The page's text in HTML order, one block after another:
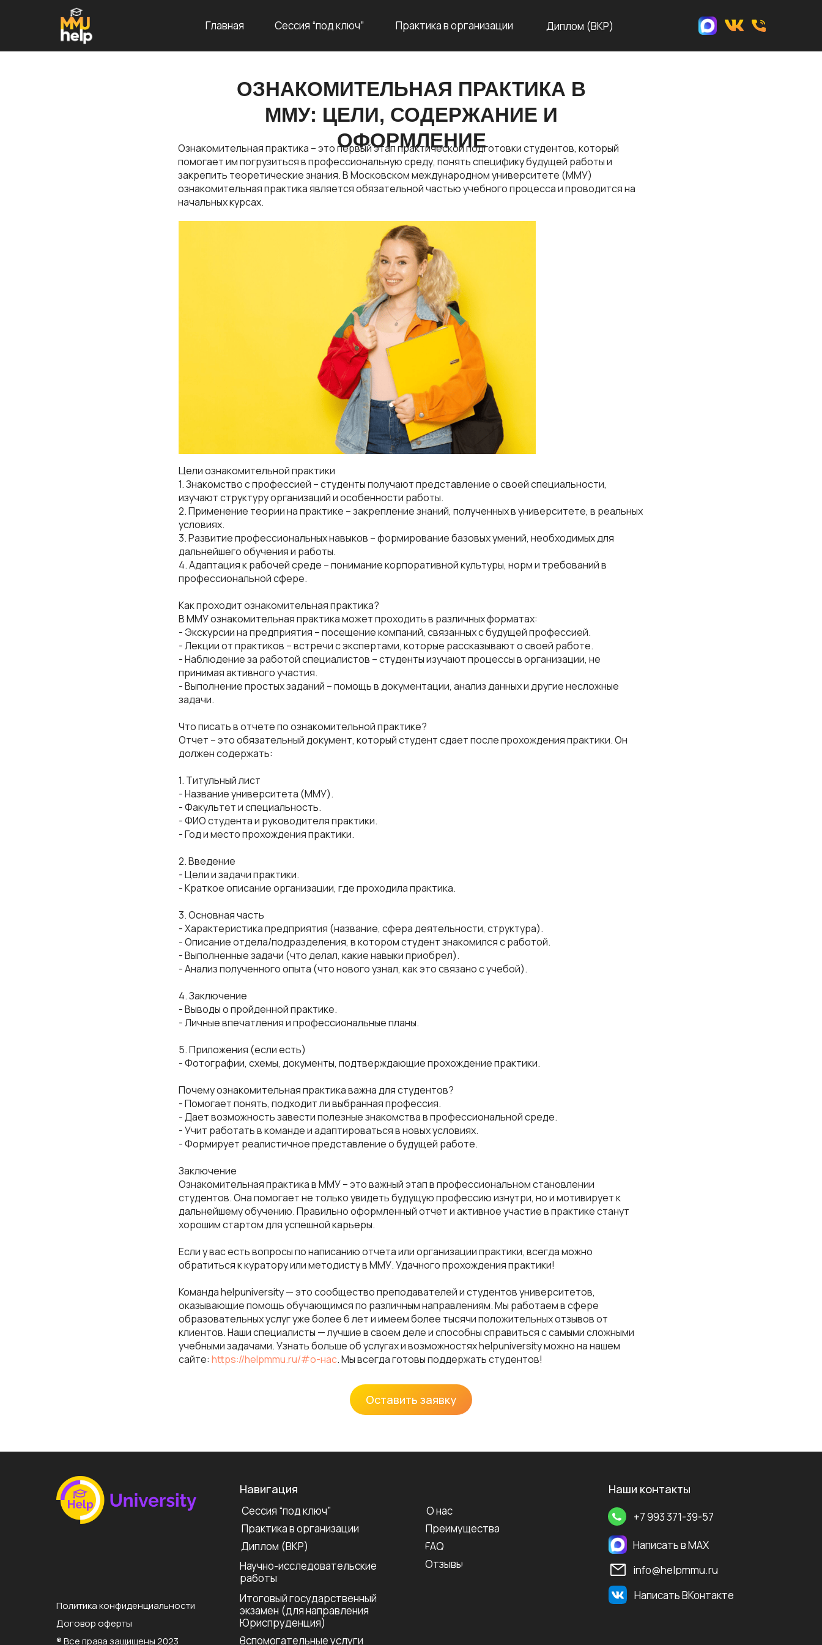
ОЗНАКОМИТЕЛЬНАЯ ПРАКТИКА В
ММУ: ЦЕЛИ, СОДЕРЖАНИЕ И
ОФОРМЛЕНИЕ
Главная Практика в организации
Сессия “под ключ” Диплом (ВКР)
Цели ознакомительной практики
1. Знакомство с профессией – студенты получают представление о своей специальности,
изучают структуру организаций и особенности работы.
2. Применение теории на практике – закрепление знаний, полученных в университете, в реальных
условиях.
3. Развитие профессиональных навыков – формирование базовых умений, необходимых для
дальнейшего обучения и работы.
4. Адаптация к рабочей среде – понимание корпоративной культуры, норм и требований в
профессиональной сфере.
Как проходит ознакомительная практика?
В ММУ ознакомительная практика может проходить в различных форматах:
- Экскурсии на предприятия – посещение компаний, связанных с будущей профессией.
- Лекции от практиков – встречи с экспертами, которые рассказывают о своей работе.
- Наблюдение за работой специалистов – студенты изучают процессы в организации, не
принимая активного участия.
- Выполнение простых заданий – помощь в документации, анализ данных и другие несложные
задачи.
Что писать в отчете по ознакомительной практике?
Отчет – это обязательный документ, который студент сдает после прохождения практики. Он
должен содержать:
1. Титульный лист
- Название университета (ММУ).
- Факультет и специальность.
- ФИО студента и руководителя практики.
- Год и место прохождения практики.
2. Введение
- Цели и задачи практики.
- Краткое описание организации, где проходила практика.
3. Основная часть
- Характеристика предприятия (название, сфера деятельности, структура).
- Описание отдела/подразделения, в котором студент знакомился с работой.
- Выполненные задачи (что делал, какие навыки приобрел).
- Анализ полученного опыта (что нового узнал, как это связано с учебой).
4. Заключение
- Выводы о пройденной практике.
- Личные впечатления и профессиональные планы.
5. Приложения (если есть)
- Фотографии, схемы, документы, подтверждающие прохождение практики.
Почему ознакомительная практика важна для студентов?
- Помогает понять, подходит ли выбранная профессия.
- Дает возможность завести полезные знакомства в профессиональной среде.
- Учит работать в команде и адаптироваться в новых условиях.
- Формирует реалистичное представление о будущей работе.
Заключение
Ознакомительная практика в ММУ – это важный этап в профессиональном становлении
студентов. Она помогает не только увидеть будущую профессию изнутри, но и мотивирует к
дальнейшему обучению. Правильно оформленный отчет и активное участие в практике станут
хорошим стартом для успешной карьеры.
Если у вас есть вопросы по написанию отчета или организации практики, всегда можно
обратиться к куратору или методисту в ММУ. Удачного прохождения практики!
Команда helpuniversity — это сообщество преподавателей и студентов университетов,
оказывающие помощь обучающимся по различным направлениям. Мы работаем в сфере
образовательных услуг уже более 6 лет и имеем более тысячи положительных отзывов от
клиентов. Наши специалисты — лучшие в своем деле и способны справиться с самыми сложными
учебными задачами. Узнать больше об услугах и возможностях helpuniversity можно на нашем
сайте: https://helpmmu.ru/#o-нас. Мы всегда готовы поддержать студентов!
Ознакомительная практика – это первый этап практической подготовки студентов, который
помогает им погрузиться в профессиональную среду, понять специфику будущей работы и
закрепить теоретические знания. В Московском международном университете (ММУ)
ознакомительная практика является обязательной частью учебного процесса и проводится на
начальных курсах.
Оставить заявку
Навигация Наши контакты
Политика конфиденциальности
Сессия “под ключ”
Практика в организации
Диплом (ВКР)
Научно-исследовательские
работы
Итоговый государственный
экзамен (для направления
Юриспруденция)
Вспомогательные услуги
О нас
Преимущества
FAQ
Отзывы
+7 993 371-39-57
Написать ВКонтакте
Написать в MAX
info@helpmmu.ru
Договор оферты
® Все права защищены 2023